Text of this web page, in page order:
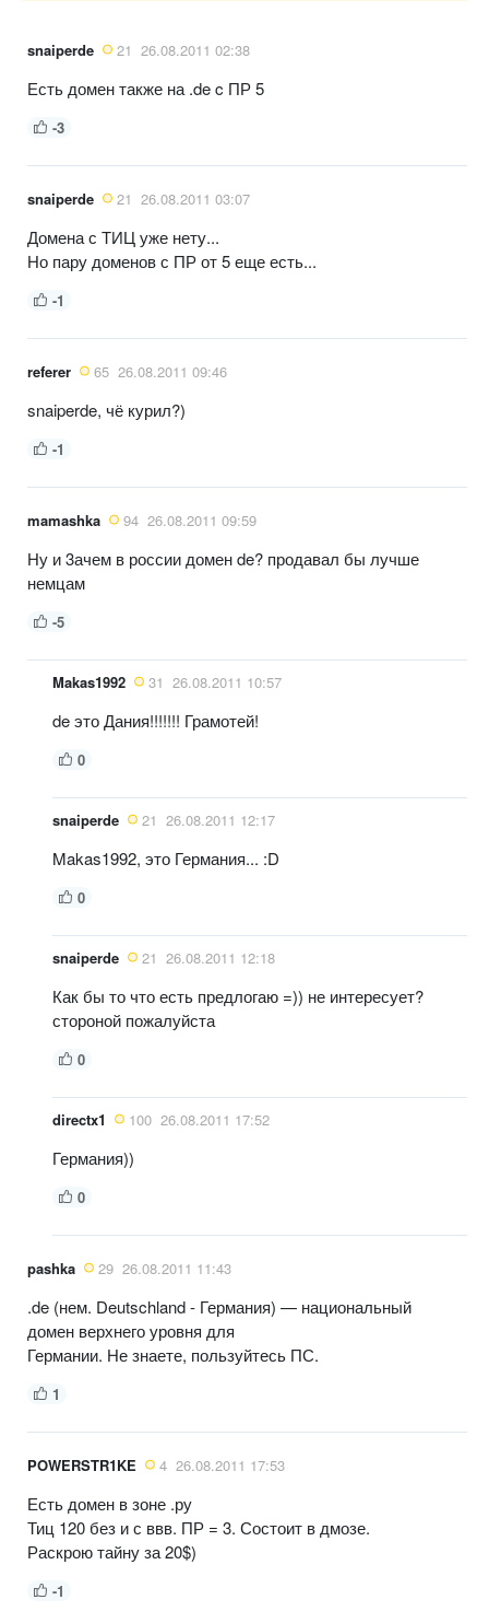
snaiperde 21 26.08.2011 02:38
Есть домен также на .de c ПР 5
-3
snaiperde 21 26.08.2011 03:07
Домена с ТИЦ уже нету...
Но пару доменов с ПР от 5 еще есть...
-1
referer 65 26.08.2011 09:46
snaiperde, чё курил?)
-1
mamashka 94 26.08.2011 09:59
Ну и 3ачем в россии домен de? продавал бы лучше
немцам
-5
Makas1992 31 26.08.2011 10:57
de это Дания!!!!!!! Грамотей!
0
snaiperde 21 26.08.2011 12:17
Makas1992, это Германия... :D
0
snaiperde 21 26.08.2011 12:18
Как бы то что есть предлогаю =)) не интересует?
стороной пожалуйста
0
directx1 100 26.08.2011 17:52
Германия))
0
pashka 29 26.08.2011 11:43
.de (нем. Deutschland - Германия) — национальный
домен верхнего уровня для
Германии. Не знаете, пользуйтесь ПС.
1
POWERSTR1KE 4 26.08.2011 17:53
Есть домен в зоне .ру
Тиц 120 без и с ввв. ПР = 3. Состоит в дмозе.
Раскрою тайну за 20$)
-1